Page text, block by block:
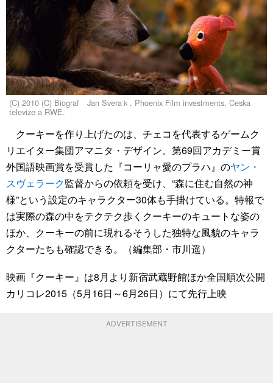
(C) 2010 (C) Biograf Jan Sveraｋ, Phoenix Film investments, Ceska
televize a RWE.
クーキーを作り上げたのは、チェコを代表するゲームク
リエイター集団アマニタ・デザイン。第69回アカデミー賞
外国語映画賞を受賞した『コーリャ愛のプラハ』のヤン・
スヴェラーク監督からの依頼を受け、“森に住む自然の神
様”という設定のキャラクター30体も手掛けている。特報で
は実際の森の中をテクテク歩くクーキーのキュートな姿の
ほか、クーキーの前に現れるそうした独特な風貌のキャラ
クターたちも確認できる。（編集部・市川遥）
映画『クーキー』は8月より新宿武蔵野館ほか全国順次公開
カリコレ2015（5月16日～6月26日）にて先行上映
ADVERTISEMENT